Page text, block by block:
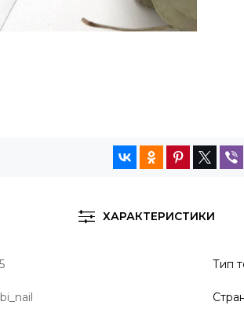
ХАРАКТЕРИСТИКИ
Тип